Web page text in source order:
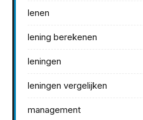
lenen
lening berekenen
leningen
leningen vergelijken
management